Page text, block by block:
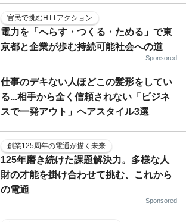
官民で挑むHTTアクション
電力を「へらす・つくる・ためる」で東
京都と企業が歩む持続可能社会への道
Sponsored
仕事のデキない人ほどこの髪形をしてい
る...相手から全く信頼されない「ビジネ
スで一発アウト」ヘアスタイル3選
創業125周年の電通が描く未来
125年磨き続けた課題解決力。多様な人
財の才能を掛け合わせて挑む、これから
の電通
Sponsored